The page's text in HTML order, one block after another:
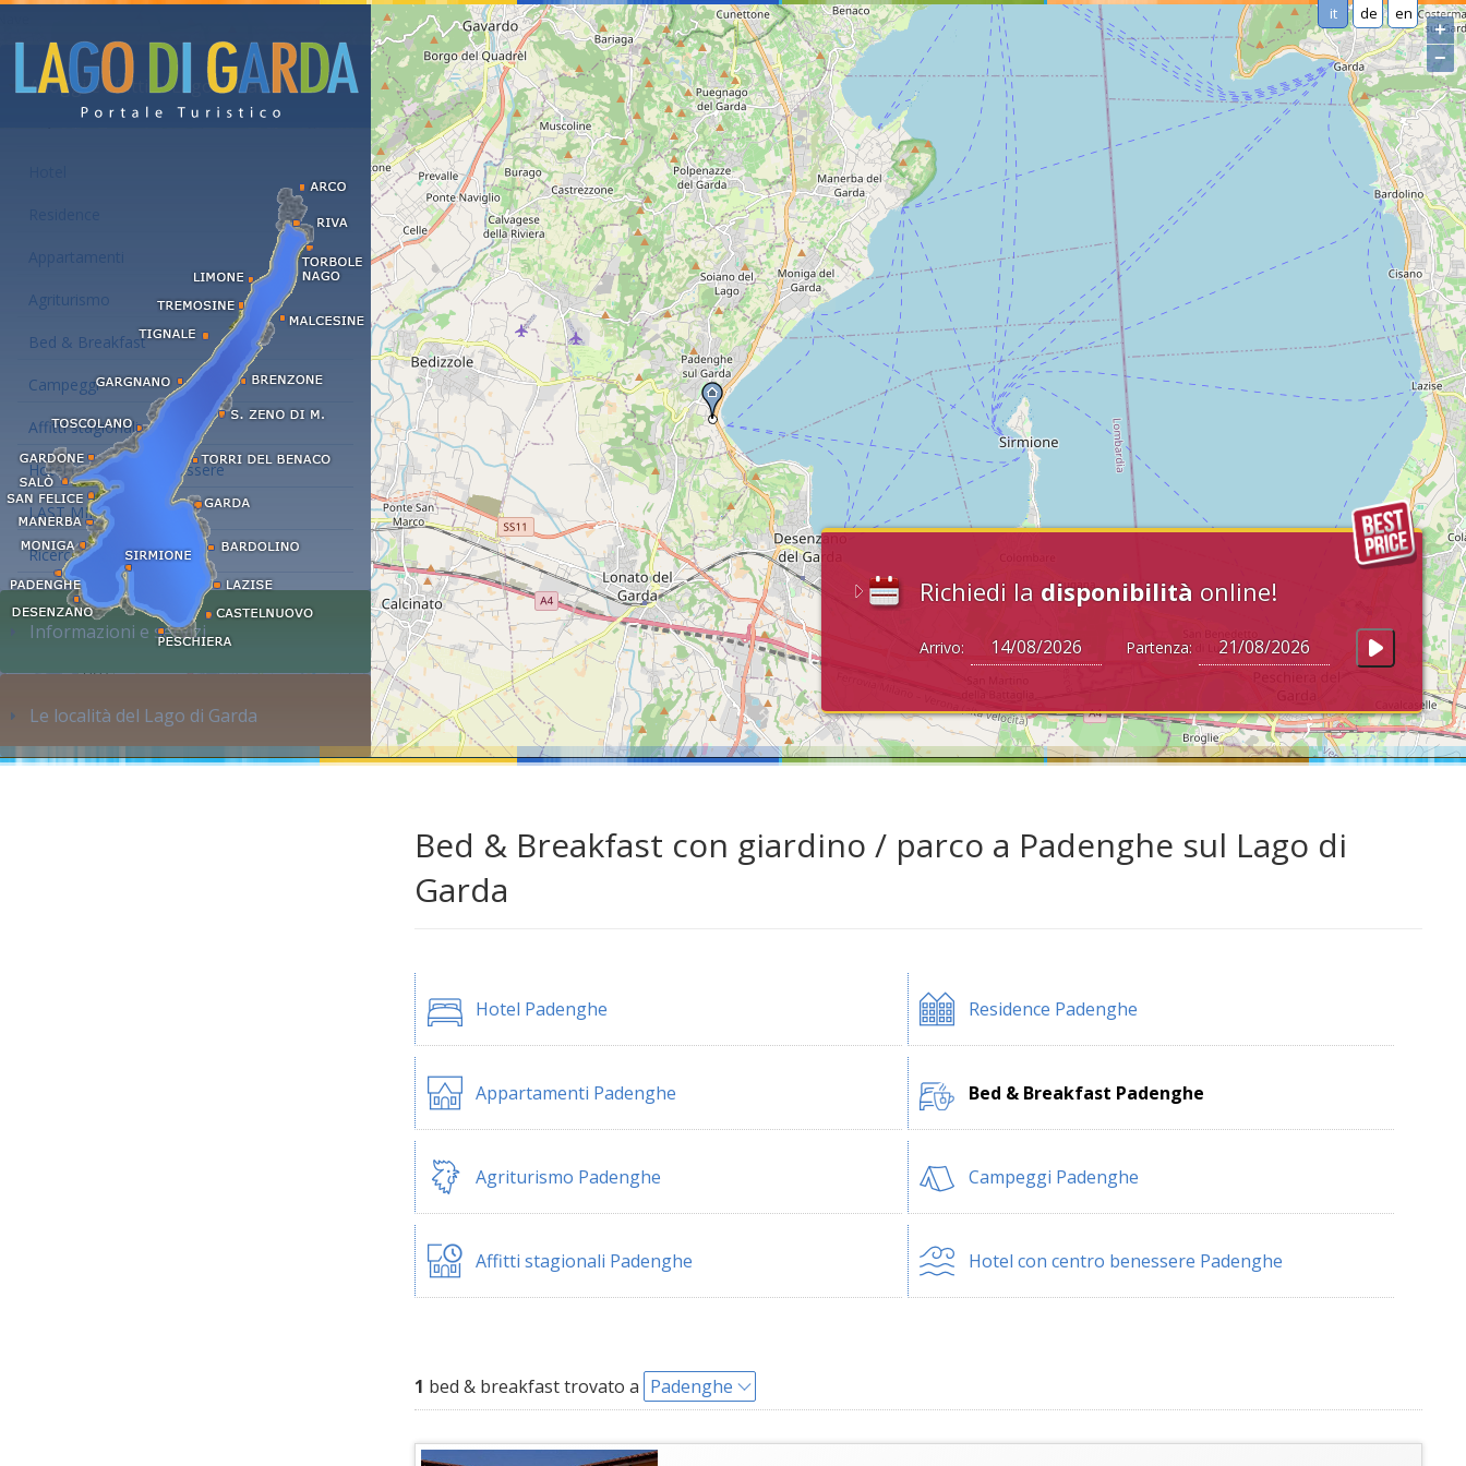
it de en
Richiedi la disponibilità online!
Arrivo: Partenza:
+
−
Alloggi e affitti al Lago di Garda
Appartamenti
Agriturismo
Bed & Breakfast
Campeggi
Affitti stagionali
Hotel con centro benessere
LAST MINUTE
Ricerca alloggi...
Informazioni e servizi
Le località del Lago di Garda
Bed & Breakfast con giardino / parco a Padenghe sul Lago di
Garda
Hotel Padenghe Residence Padenghe
Appartamenti Padenghe Bed & Breakfast Padenghe
Agriturismo Padenghe Campeggi Padenghe
Affitti stagionali Padenghe Hotel con centro benessere Padenghe
1 bed & breakfast trovato a Padenghe